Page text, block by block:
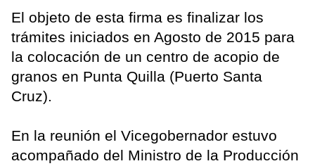
El objeto de esta firma es finalizar los
trámites iniciados en Agosto de 2015 para
la colocación de un centro de acopio de
granos en Punta Quilla (Puerto Santa
Cruz).
En la reunión el Vicegobernador estuvo
acompañado del Ministro de la Producción